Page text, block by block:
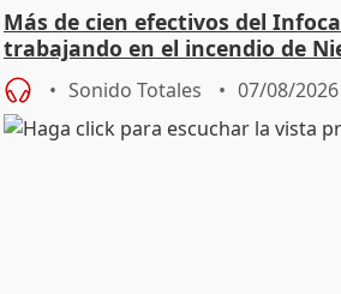
Más de cien efectivos del
trabajando en el incendio de
Sonido Totales 07/08/2026